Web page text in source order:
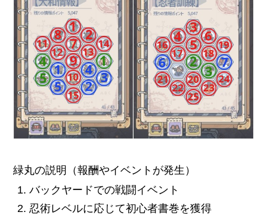
緑丸の説明（報酬やイベントが発生）
バックヤードでの戦闘イベント
忍術レベルに応じて初心者書巻を獲得